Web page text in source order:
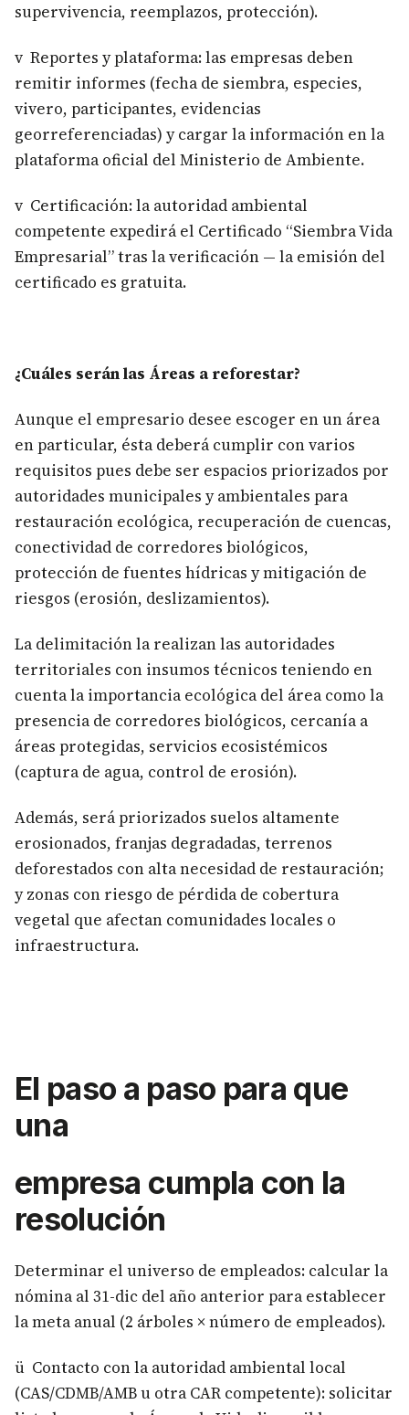
supervivencia, reemplazos, protección).
v Reportes y plataforma: las empresas deben
remitir informes (fecha de siembra, especies,
vivero, participantes, evidencias
georreferenciadas) y cargar la información en la
plataforma oficial del Ministerio de Ambiente.
v Certificación: la autoridad ambiental
competente expedirá el Certificado “Siembra Vida
Empresarial” tras la verificación — la emisión del
certificado es gratuita.
¿Cuáles serán las Áreas a reforestar?
Aunque el empresario desee escoger en un área
en particular, ésta deberá cumplir con varios
requisitos pues debe ser espacios priorizados por
autoridades municipales y ambientales para
restauración ecológica, recuperación de cuencas,
conectividad de corredores biológicos,
protección de fuentes hídricas y mitigación de
riesgos (erosión, deslizamientos).
La delimitación la realizan las autoridades
territoriales con insumos técnicos teniendo en
cuenta la importancia ecológica del área como la
presencia de corredores biológicos, cercanía a
áreas protegidas, servicios ecosistémicos
(captura de agua, control de erosión).
Además, será priorizados suelos altamente
erosionados, franjas degradadas, terrenos
deforestados con alta necesidad de restauración;
y zonas con riesgo de pérdida de cobertura
vegetal que afectan comunidades locales o
infraestructura.
El paso a paso para que
una
empresa cumpla con la
resolución
Determinar el universo de empleados: calcular la
nómina al 31-dic del año anterior para establecer
la meta anual (2 árboles × número de empleados).
ü Contacto con la autoridad ambiental local
(CAS/CDMB/AMB u otra CAR competente): solicitar